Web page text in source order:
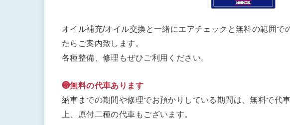
オイル補充/オイル交換と一緒にエアチェックと無料の範囲で
たらご案内致します。
各種整備、修理もぜひご利用ください。
❸無料の代車あります
納車までの期間や修理でお預かりしている期間は、無料で代
上、原付二種の代車もございます。